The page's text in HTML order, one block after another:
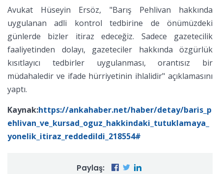
Avukat Hüseyin Ersöz, "Barış Pehlivan hakkında
uygulanan adli kontrol tedbirine de önümüzdeki
günlerde bizler itiraz edeceğiz. Sadece gazetecilik
faaliyetinden dolayı, gazeteciler hakkında özgürlük
kısıtlayıcı tedbirler uygulanması, orantısız bir
müdahaledir ve ifade hürriyetinin ihlalidir" açıklamasını
yaptı.
Kaynak:https://ankahaber.net/haber/detay/baris_p
ehlivan_ve_kursad_oguz_hakkindaki_tutuklamaya_
yonelik_itiraz_reddedildi_218554#
Paylaş: